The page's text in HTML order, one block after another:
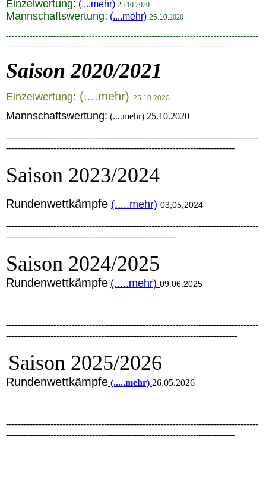
Einzelwertung: (....mehr) 25.10.2020
Mannschaftswertung: (....mehr) 25. 10. 2020
-------------------------------------------------------------------------------------
---------------------------------------------------------------------------
Saison 2020/2021
Einzelwertung: (....mehr) 25.10.2020
Mannschaftswertung: (....mehr) 25.10.2020
-------------------------------------------------------------------------------------
-----------------------------------------------------------------------------
Saison 2023/2024
Rundenwettkämpfe (.....mehr) 03,05,2024
-------------------------------------------------------------------------------------
---------------------------------------------------------
Saison 2024/2025
Rundenwettkämpfe (.....mehr) 09.06.2025
-------------------------------------------------------------------------------------
------------------------------------------------------------------------------
Saison 2025/2026
Rundenwettkämpfe (.....mehr) 26.05.2026
-------------------------------------------------------------------------------------
-----------------------------------------------------------------------------